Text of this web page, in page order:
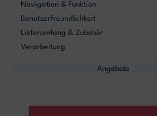
Navigation & Funktion
Benutzerfreundlichkeit
Lieferumfang & Zubehör
Verarbeitung
Angebote